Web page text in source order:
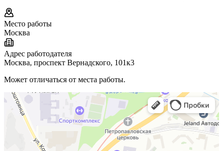
Место работы
Москва
Адрес работодателя
Москва, проспект Вернадского, 101к3
Может отличаться от места работы.